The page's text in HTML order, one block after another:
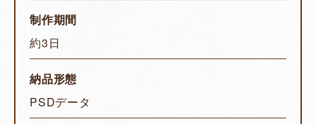
制作期間
約3日
納品形態
PSDデータ